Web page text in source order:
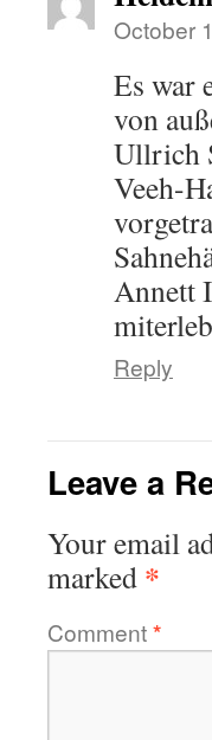
October
Es war
von
Ullrich
Veeh-
Annett
Reply
Leave a
Your email
marked *
Comment*